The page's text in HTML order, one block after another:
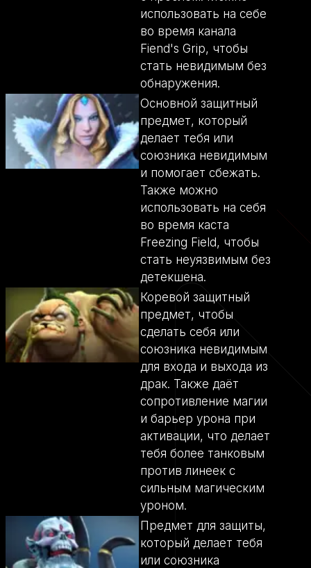
использовать на себе
во время канала
Fiend's Grip, чтобы
стать невидимым без
обнаружения.
Основной защитный
предмет, который
делает тебя или
союзника невидимым
и помогает сбежать.
Также можно
использовать на себя
во время каста
Freezing Field, чтобы
стать неуязвимым без
детекшена.
Коревой защитный
предмет, чтобы
сделать себя или
союзника невидимым
для входа и выхода из
драк. Также даёт
сопротивление магии
и барьер урона при
активации, что делает
тебя более танковым
против линеек с
сильным магическим
уроном.
Предмет для защиты,
который делает тебя
или союзника